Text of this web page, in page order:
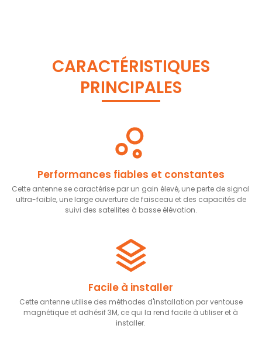
CARACTÉRISTIQUES
PRINCIPALES
Performances fiables et constantes
Cette antenne se caractérise par un gain élevé, une perte de signal
ultra-faible, une large ouverture de faisceau et des capacités de
suivi des satellites à basse élévation.
Facile à installer
Cette antenne utilise des méthodes d'installation par ventouse
magnétique et adhésif 3M, ce qui la rend facile à utiliser et à
installer.